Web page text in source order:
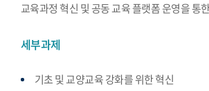
교육과정 혁신 및 공동 교육 플랫폼 운영을 통
세부과제
기초 및 교양교육 강화를 위한 혁신